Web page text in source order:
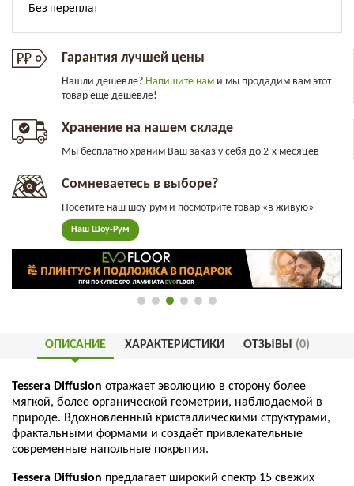
Гарантия лучшей цены
Нашли дешевле? Напишите нам и мы продадим вам этот
товар еще дешевле!
Хранение на нашем складе
Мы бесплатно храним Ваш заказ у себя до 2-х месяцев
Сомневаетесь в выборе?
Посетите наш шоу-рум и посмотрите товар «в живую»
Наш Шоу-Рум
ОПИСАНИЕ ХАРАКТЕРИСТИКИ ОТЗЫВЫ (0)
Tessera Diffusion отражает эволюцию в сторону более
мягкой, более органической геометрии, наблюдаемой в
природе. Вдохновленный кристаллическими структурами,
фрактальными формами и создаёт привлекательные
современные напольные покрытия.
Tessera Diffusion предлагает широкий спектр 15 свежих